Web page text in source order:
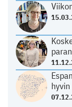
hyvin